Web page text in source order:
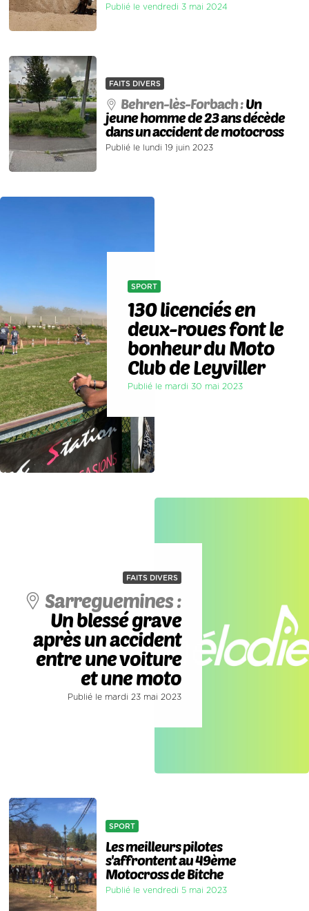
Publié le vendredi 3 mai 2024
FAITS DIVERS
Behren-lès-Forbach :Un
jeune homme de 23 ans décède
dans un accident de motocross
Publié le lundi 19 juin 2023
SPORT
130 licenciés en
deux-roues font le
bonheur du Moto
Club de Leyviller
Publié le mardi 30 mai 2023
FAITS DIVERS
Sarreguemines :
Un blessé grave
après un accident
entre une voiture
et une moto
Publié le mardi 23 mai 2023
SPORT
Les meilleurs pilotes
s'affrontent au 49ème
Motocross de Bitche
Publié le vendredi 5 mai 2023